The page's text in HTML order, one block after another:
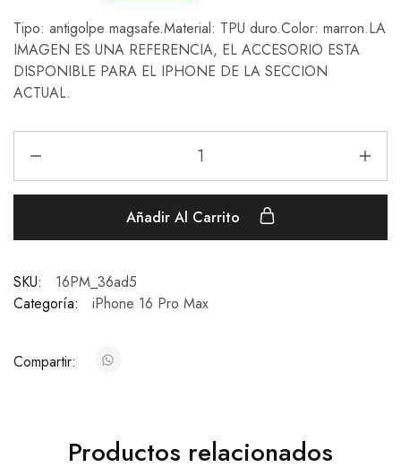
Tipo: antigolpe magsafe.Material: TPU duro.Color: marron.LA
IMAGEN ES UNA REFERENCIA, EL ACCESORIO ESTA
DISPONIBLE PARA EL IPHONE DE LA SECCION
ACTUAL.
Añadir Al Carrito
SKU:
16PM_36ad5
Categoría:
iPhone 16 Pro Max
Compartir:
Productos relacionados